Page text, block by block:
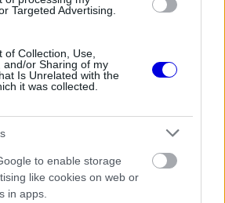
Targeted Advertising.
of Collection, Use,
and/or Sharing of my
Is Unrelated with the
it was collected.
to enable storage
like cookies on web or
in apps.
a pilóta iránt.
hogy Marko korábbi
beszűkült. Míg korábban
ilyen kérdésekben, az új
hogy a vasárnapi
csak akkor tudja
ha "kényelmesen érzi